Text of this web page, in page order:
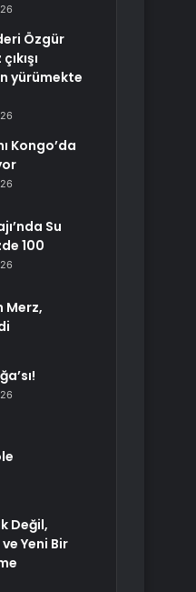
Özgür
yürümekte
Kongo’da
Su
100
Merz,
Değil,
Yeni Bir